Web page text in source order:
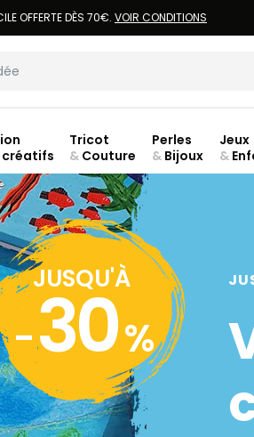
OFFERTE DÈS 70€. VOIR CONDITIONS
Tricot
& Couture
Perles
& Bijoux
Jeux
&
JUSQU'À
-30%